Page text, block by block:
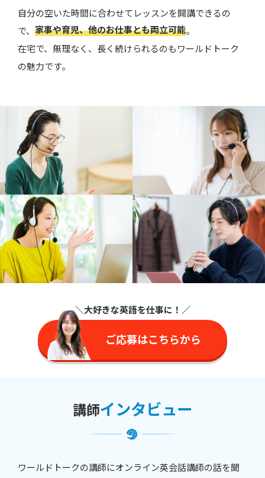
自分の空いた時間に合わせてレッスンを開講できるの
で、 家事や育児、他のお仕事とも両立可能。
在宅で、無理なく、長く続けられるのもワールドトーク
の魅力です。
＼大好きな英語を仕事に ！／
ご応募はこちらから
講師インタビュー
ワールドトークの講師にオンライン英会話講師の話を聞